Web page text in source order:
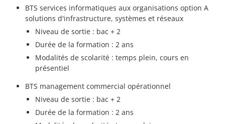
BTS services informatiques aux organisations option A
solutions d'infrastructure, systèmes et réseaux
Niveau de sortie : bac + 2
Durée de la formation : 2 ans
Modalités de scolarité : temps plein, cours en
présentiel
BTS management commercial opérationnel
Niveau de sortie : bac + 2
Durée de la formation : 2 ans